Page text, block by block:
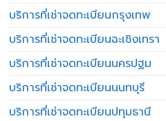
บริการที่เช่าจดทะเบียนกรุงเทพ
บริการที่เช่าจดทะเบียนฉะเชิงเทรา
บริการที่เช่าจดทะเบียนนครปฐม
บริการที่เช่าจดทะเบียนนนทบุรี
บริการที่เช่าจดทะเบียนปทุมธานี